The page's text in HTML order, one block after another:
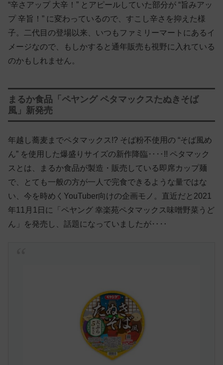
“辛さアップ 大辛！” とアピールしていた部分が “旨みアッ
プ 辛旨！” に変わっているので、すこし辛さを抑えた様
子。二代目の登場以来、いつもファミリーマートにあるイ
メージなので、もしかすると通年販売も視野に入れている
のかもしれません。
まるか食品「ペヤング ペタマックスたぬきそば
風」新発売
年越し蕎麦までペタマックス!? そば粉不使用の “そば風め
ん” を使用した爆盛りサイズの新作降臨‥‥!! ペタマック
スとは、まるか食品が製造・販売している即席カップ麺
で、とても一般の方が一人で完食できるような量ではな
い、今を時めくYouTuber向けの企画モノ。直近だと2021
年11月1日に「ペヤング 幸楽苑ペタマックス味噌野菜うど
ん」を発売し、話題になっていましたが‥‥